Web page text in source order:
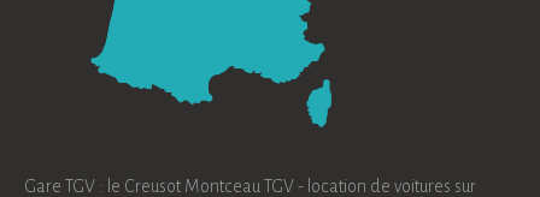
Gare TGV : le Creusot Montceau TGV - location de voitures sur